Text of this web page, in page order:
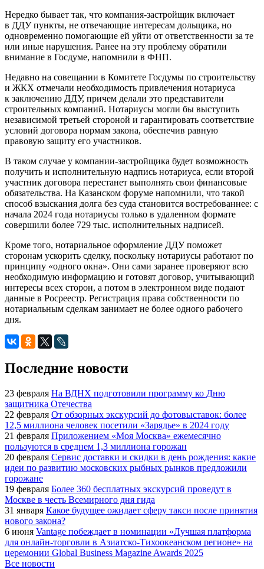
Нередко бывает так, что компания-застройщик включает
в ДДУ пункты, не отвечающие интересам дольщика, но
одновременно помогающие ей уйти от ответственности за те
или иные нарушения. Ранее на эту проблему обратили
внимание в Госдуме, напомнили в ФНП.
Недавно на совещании в Комитете Госдумы по строительству
и ЖКХ отмечали необходимость привлечения нотариуса
к заключению ДДУ, причем делали это представители
строительных компаний. Нотариусы могли бы выступить
независимой третьей стороной и гарантировать соответствие
условий договора нормам закона, обеспечив равную
правовую защиту его участников.
В таком случае у компании-застройщика будет возможность
получить и исполнительную надпись нотариуса, если второй
участник договора перестанет выполнять свои финансовые
обязательства. На Казанском форуме напомнили, что такой
способ взыскания долга без суда становится востребованнее: с
начала 2024 года нотариусы только в удаленном формате
совершили более 729 тыс. исполнительных надписей.
Кроме того, нотариальное оформление ДДУ поможет
сторонам ускорить сделку, поскольку нотариусы работают по
принципу «одного окна». Они сами заранее проверяют всю
необходимую информацию и готовят договор, учитывающий
интересы всех сторон, а потом в электронном виде подают
данные в Росреестр. Регистрация права собственности по
нотариальным сделкам занимает не более одного рабочего
дня.
Последние новости
23 февраля На ВДНХ подготовили программу ко Дню
защитника Отечества
22 февраля От обзорных экскурсий до фотовыставок: более
12,5 миллиона человек посетили «Зарядье» в 2024 году
21 февраля Приложением «Моя Москва» ежемесячно
пользуются в среднем 1,3 миллиона горожан
20 февраля Сервис доставки и скидки в день рождения: какие
идеи по развитию московских рыбных рынков предложили
горожане
19 февраля Более 360 бесплатных экскурсий проведут в
Москве в честь Всемирного дня гида
31 января Какое будущее ожидает сферу такси после принятия
нового закона?
6 июня Vantage побеждает в номинации «Лучшая платформа
для онлайн-торговли в Азиатско-Тихоокеанском регионе» на
церемонии Global Business Magazine Awards 2025
Все новости